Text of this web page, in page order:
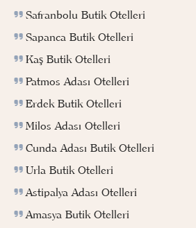
Safranbolu Butik Otelleri
Sapanca Butik Otelleri
Kaş Butik Otelleri
Patmos Adası Otelleri
Erdek Butik Otelleri
Milos Adası Otelleri
Cunda Adası Butik Otelleri
Urla Butik Otelleri
Astipalya Adası Otelleri
Amasya Butik Otelleri